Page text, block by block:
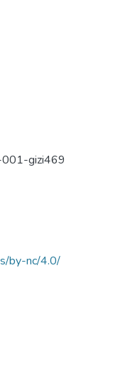
gizi469
by-nc/4.0/